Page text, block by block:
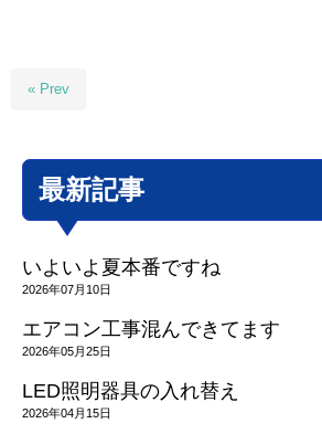
« Prev
最新記事
いよいよ夏本番ですね
2026年07月10日
エアコン工事混んできてます
2026年05月25日
LED照明器具の入れ替え
2026年04月15日